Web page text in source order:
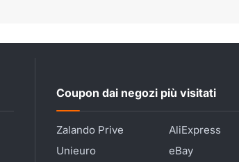
Coupon dai negozi più visitati
Zalando Prive
AliExpress
Unieuro
eBay